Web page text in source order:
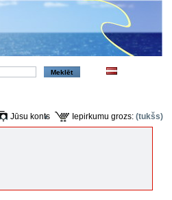
Iepirkumu grozs: (tukšs)
Jūsu konts